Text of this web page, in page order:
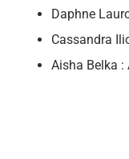
Daphne
Cassandra
Aisha Belka :